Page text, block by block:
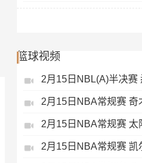
篮球视频
2月15日NBA常规赛 太